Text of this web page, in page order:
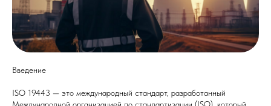
Введение
ISO 19443 — это международный стандарт, разработанный